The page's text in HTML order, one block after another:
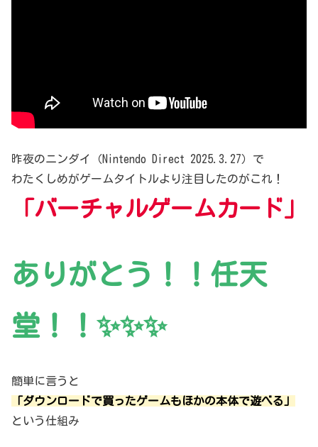
昨夜のニンダイ（Nintendo Direct 2025.3.27）で
わたくしめがゲームタイトルより注目したのがこれ！
「バーチャルゲームカード」
ありがとう！！任天
堂！！✨✨✨
簡単に言うと
「ダウンロードで買ったゲームもほかの本体で遊べる」
という仕組み